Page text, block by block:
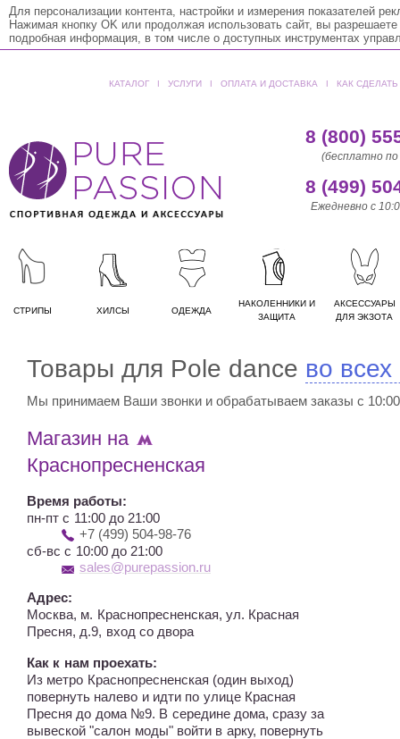
Для персонализации контента, настройки и измерения показателей
Нажимая кнопку OK или продолжая использовать сайт, вы
подробная информация, в том числе о доступных инструментах
КАТАЛОГ ǀ УСЛУГИ ǀ ОПЛАТА И ДОСТАВКА ǀ КАК СДЕЛАТЬ
8 (800)
(бесплатно по
8 (499)
Ежедневно с
СТРИПЫ
ЕДИНИЧКИ
ЧЕТВЕРКИ
ПЯТЕРКИ
БОТФОРТЫ
ФИТНЕС БИКИНИ
Pleaser
ХИЛСЫ ОДЕЖДА
НАКОЛЕННИКИ И
ЗАЩИТА
АКСЕССУАРЫ
ДЛЯ ЭКЗОТА
Товары для Pole dance во всех
Мы принимаем Ваши звонки и обрабатываем заказы с
Магазин на
Краснопресненская
Время работы:
пн-пт с 11:00 до 21:00
+7 (499) 504-98-76
сб-вс с 10:00 до 21:00
sales@purepassion.ru
Адрес:
Москва, м. Краснопресненская, ул. Красная
Пресня, д.9, вход со двора
Как к нам проехать:
Из метро Краснопресненская (один выход)
повернуть налево и идти по улице Красная
Пресня до дома №9. В середине дома, сразу за
вывеской "салон моды" войти в арку, повернуть